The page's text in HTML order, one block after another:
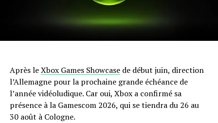
Après leXbox Games Showcase de début juin, direction
l’Allemagne pour la prochaine grande échéance de
l’année vidéoludique. Car oui, Xbox a confirmé sa
présence à la Gamescom 2026, qui se tiendra du 26 au
30 août à Cologne.